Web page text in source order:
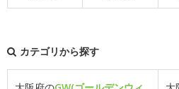
カテゴリから探す